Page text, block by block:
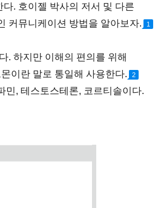
. 호이젤 박사의 저서 및 다른
커뮤니케이션 방법을 알아보자.
1
. 하지만 이해의 편의를 위해
이란 말로 통일해 사용한다.
2
민, 테스토스테론, 코르티솔이다.